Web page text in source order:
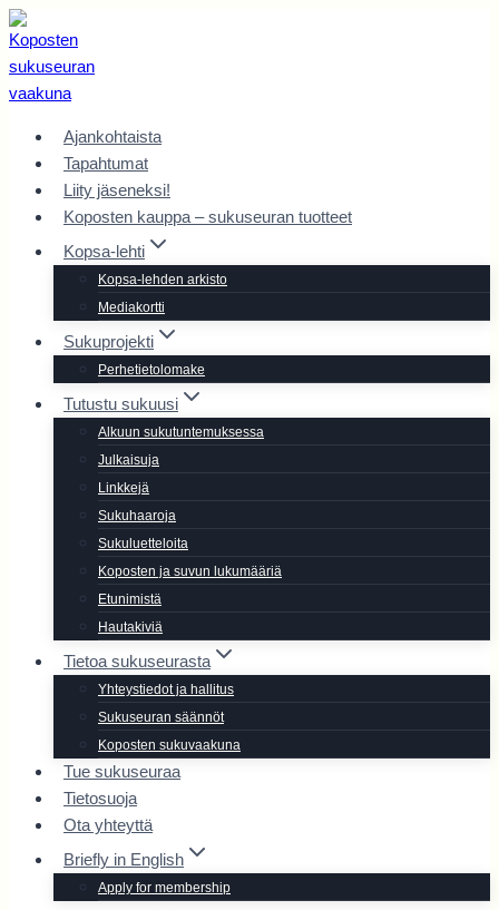
Siirry
sisältöön
Ajankohtaista
Tapahtumat
Liity jäseneksi!
Koposten kauppa – sukuseuran tuotteet
Kopsa-lehti
Kopsa-lehden arkisto
Mediakortti
Sukuprojekti
Perhetietolomake
Tutustu sukuusi
Alkuun sukutuntemuksessa
Julkaisuja
Linkkejä
Sukuhaaroja
Sukuluetteloita
Koposten ja suvun lukumääriä
Etunimistä
Hautakiviä
Tietoa sukuseurasta
Yhteystiedot ja hallitus
Sukuseuran säännöt
Koposten sukuvaakuna
Tue sukuseuraa
Tietosuoja
Ota yhteyttä
Briefly in English
Apply for membership